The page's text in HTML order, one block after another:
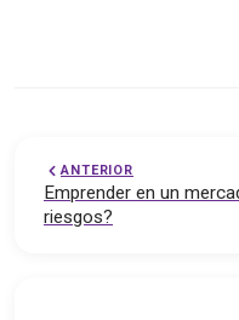
ANTERIOR
Emprender en un
riesgos?